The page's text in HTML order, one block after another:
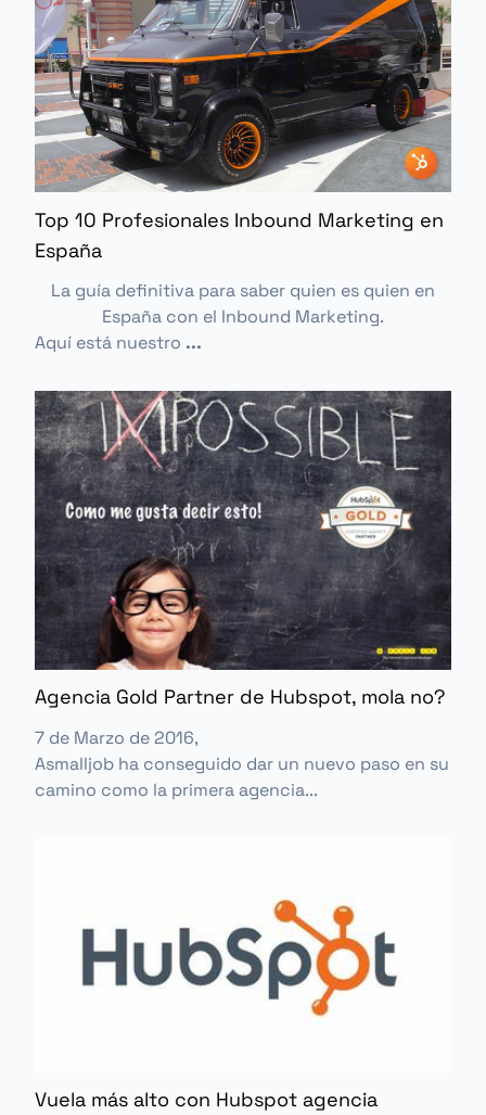
Top 10 Profesionales Inbound Marketing en
España
La guía definitiva para saber quien es quien en
España con el Inbound Marketing.
Aquí está nuestro ...
Agencia Gold Partner de Hubspot, mola no?
7 de Marzo de 2016,
Asmalljob ha conseguido dar un nuevo paso en su
camino como la primera agencia...
Vuela más alto con Hubspot agencia